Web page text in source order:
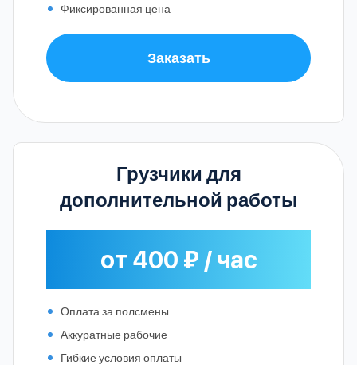
Фиксированная цена
Заказать
Грузчики для
дополнительной работы
от 400 ₽ / час
Оплата за полсмены
Аккуратные рабочие
Гибкие условия оплаты